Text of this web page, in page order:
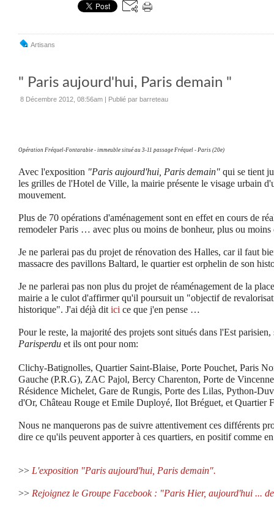
Artisans
" Paris aujourd'hui, Paris demain "
8 Décembre 2012, 08:56am Publié par barreteau
Opération Fréquel-Fontarabie - immeuble situé au 3-11 passage Fréquel - Paris (20e)
Avec l'exposition "Paris aujourd'hui, Paris demain" qui se tient
les grilles de l'Hotel de Ville, la mairie présente le visage urbain
mouvement.
Plus de 70 opérations d'aménagement sont en effet en cours de
remodeler Paris … avec plus ou moins de bonheur, plus ou moins
Je ne parlerai pas du projet de rénovation des Halles, car il faut
massacre des pavillons Baltard, le quartier est orphelin de son
Je ne parlerai pas non plus du projet de réaménagement de la
mairie a le culot d'affirmer qu'il poursuit un "objectif de
historique". J'ai déjà dit ici ce que j'en pense …
Pour le reste, la majorité des projets sont situés dans l'Est
Parisperdu et ils ont pour nom:
Clichy-Batignolles, Quartier Saint-Blaise, Porte Pouchet, Paris
Gauche (P.R.G), ZAC Pajol, Bercy Charenton, Porte de
Résidence Michelet, Gare de Rungis, Porte des Lilas, Python-
d'Or, Château Rouge et Emile Duployé, Ilot Bréguet, et Quartier
Nous ne manquerons pas de suivre attentivement ces différents
dire ce qu'ils peuvent apporter à ces quartiers, en positif comme
>> L'exposition "Paris aujourd'hui, Paris demain".
>> Rejoignez le Groupe Facebook : "Paris Hier, aujourd'hui ...